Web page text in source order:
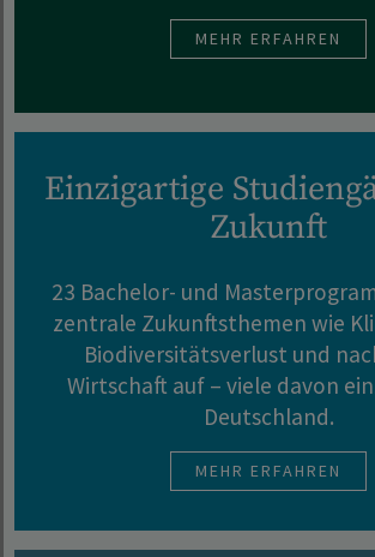
MEHR ERFAHREN
Einzigartige
Zukunft
23 Bachelor- und
zentrale Zukunftsthemen wie
Biodiversitätsverlust und
Wirtschaft auf – viele davon
Deutschland.
MEHR ERFAHREN